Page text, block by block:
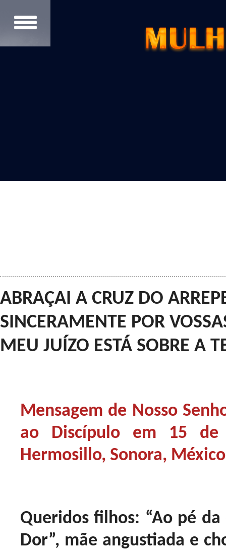
ABRAÇAI A CRUZ DO
SINCERAMENTE POR
MEU JUÍZO ESTÁ SOBRE A
Mensagem de Nosso
ao Discípulo em 15
Hermosillo, Sonora,
Queridos filhos: “Ao pé
Dor”, mãe angustiada e